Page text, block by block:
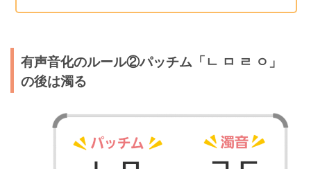
有声音化のルール②パッチム「ㄴ ㅁ ㄹ ㅇ」
の後は濁る